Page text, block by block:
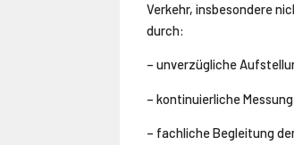
Verkehr, insbesondere
durch:
– unverzügliche
– kontinuierliche
– fachliche Begleitung